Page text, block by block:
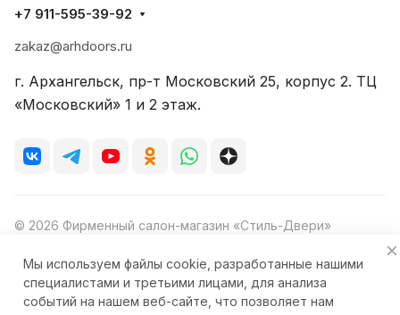
+7 911-595-39-92
zakaz@arhdoors.ru
г. Архангельск, пр-т Московский 25, корпус 2. ТЦ
«Московский» 1 и 2 этаж.
© 2026 Фирменный салон-магазин «Стиль-Двери»
Конфиденциальность Ответственность
Мы используем файлы cookie, разработанные нашими
специалистами и третьими лицами, для анализа
событий на нашем веб-сайте, что позволяет нам